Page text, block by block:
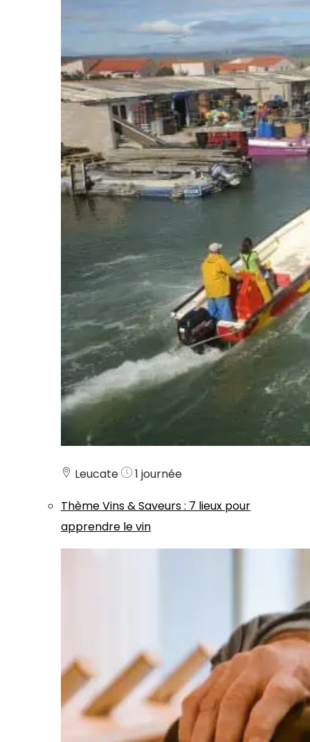
Leucate
1 journée
ThèmeVins & Saveurs: 7 lieux pour
apprendre le vin